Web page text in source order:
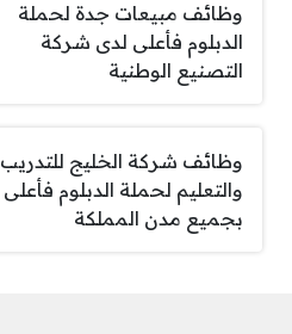
وظائف مبيعات جدة لحملة
الدبلوم فأعلى لدى شركة
التصنيع الوطنية
وظائف شركة الخليج للتدريب
والتعليم لحملة الدبلوم فأعلى
بجميع مدن المملكة